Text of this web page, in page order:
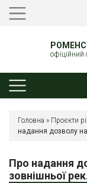
офіційний
Головна » Проєкти
надання дозволу
Про надання
зовнішньої